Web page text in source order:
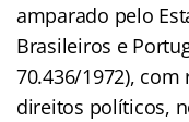
amparado pelo
Brasileiros e
70.436/1972),
direitos políticos,